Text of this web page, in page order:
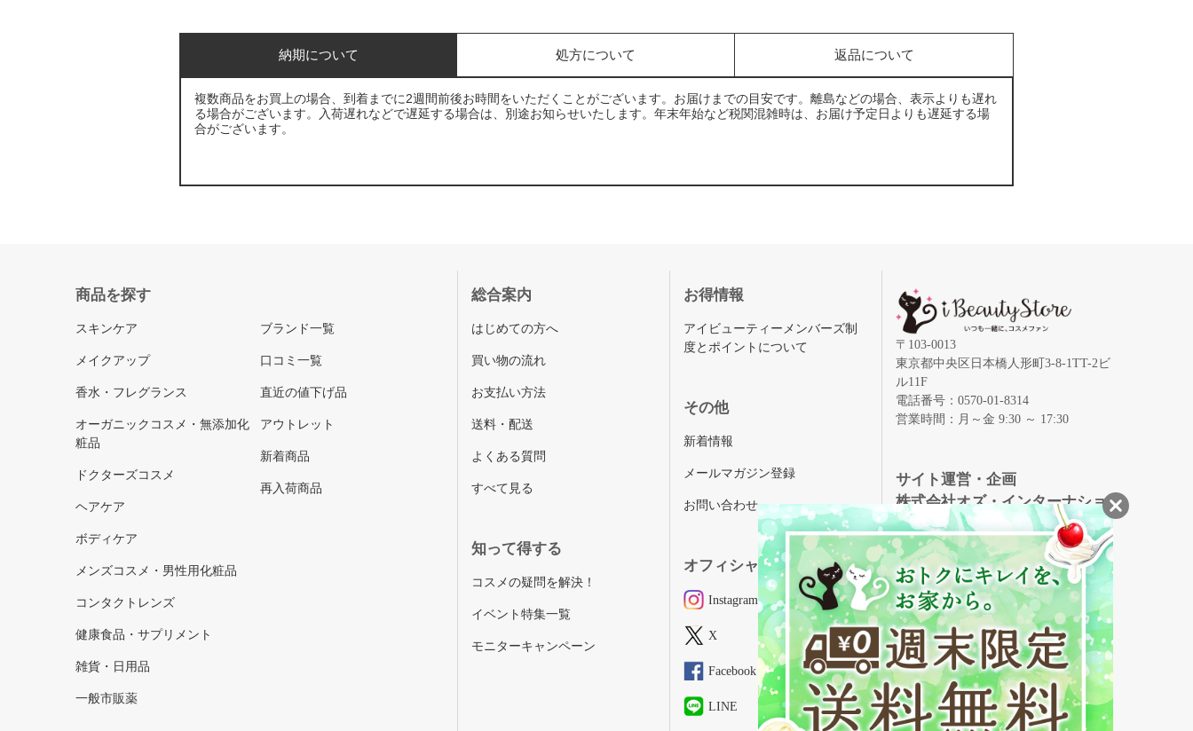
納期について 処方について 返品について
複数商品をお買上の場合、到着までに2週間前後お時間をいただくことがございます。お届けまでの目安です。離島などの場合、表示よりも遅れ
る場合がございます。入荷遅れなどで遅延する場合は、別途お知らせいたします。年末年始など税関混雑時は、お届け予定日よりも遅延する場
合がございます。
商品を探す
スキンケア
メイクアップ
香水・フレグランス
オーガニックコスメ・無添加化
粧品
ドクターズコスメ
ヘアケア
ボディケア
メンズコスメ・男性用化粧品
コンタクトレンズ
健康食品・サプリメント
雑貨・日用品
一般市販薬
ブランド一覧
口コミ一覧
直近の値下げ品
アウトレット
新着商品
再入荷商品
総合案内
はじめての方へ
買い物の流れ
お支払い方法
送料・配送
よくある質問
すべて見る
知って得する
コスメの疑問を解決！
イベント特集一覧
モニターキャンペーン
お得情報
アイビューティーメンバーズ制
度とポイントについて
その他
新着情報
メールマガジン登録
お問い合わせ
オフィシャルSNS
Instagram
X
Facebook
LINE
〒103-0013
東京都中央区日本橋人形町3-8-1TT-2ビ
ル11F
電話番号：0570-01-8314
営業時間：月～金 9:30 ～ 17:30
サイト運営・企画
株式会社オズ・インターナショ
ナル
創業150年、英国伝統の最高級猪毛ハン
ドメイドヘアブラシ
メイソンピアソン